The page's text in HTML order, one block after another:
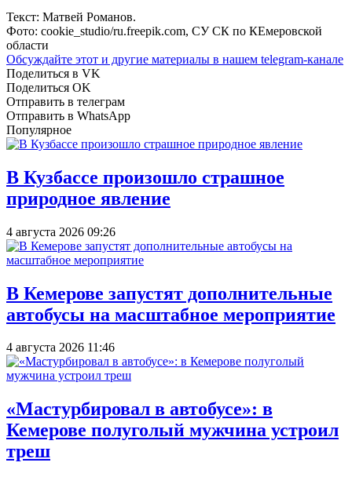
Текст: Матвей Романов.
Фото: cookie_studio/ru.freepik.com, СУ СК по КЕмеровской
области
Обсуждайте этот и другие материалы в нашем telegram-канале
Поделиться в VK
Поделиться OK
Отправить в телеграм
Отправить в WhatsApp
Популярное
В Кузбассе произошло страшное
природное явление
4 августа 2026 09:26
В Кемерове запустят дополнительные
автобусы на масштабное мероприятие
4 августа 2026 11:46
«Мастурбировал в автобусе»: в
Кемерове полуголый мужчина устроил
треш